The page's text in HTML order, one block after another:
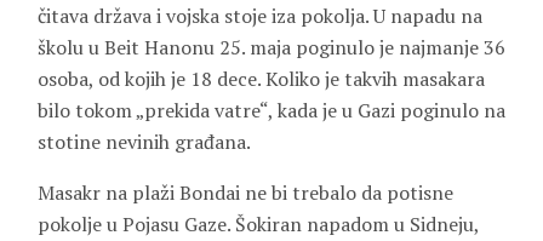
čitava država i vojska stoje iza pokolja. U napadu na
školu u Beit Hanonu 25. maja poginulo je najmanje 36
osoba, od kojih je 18 dece. Koliko je takvih masakara
bilo tokom „prekida vatre“, kada je u Gazi poginulo na
stotine nevinih građana.
Masakr na plaži Bondai ne bi trebalo da potisne
pokolje u Pojasu Gaze. Šokiran napadom u Sidneju,